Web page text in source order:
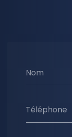
Nom
Téléphone